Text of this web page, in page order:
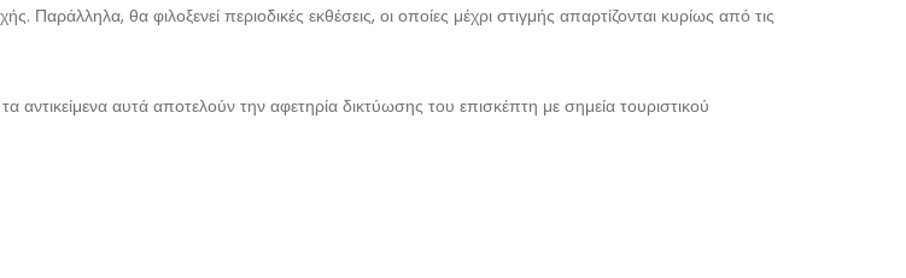
θα φιλοξενεί περιοδικές εκθέσεις, οι οποίες μέχρι στιγμής απαρτίζονται κυρίως από τις
αυτά αποτελούν την αφετηρία δικτύωσης του επισκέπτη με σημεία τουριστικού